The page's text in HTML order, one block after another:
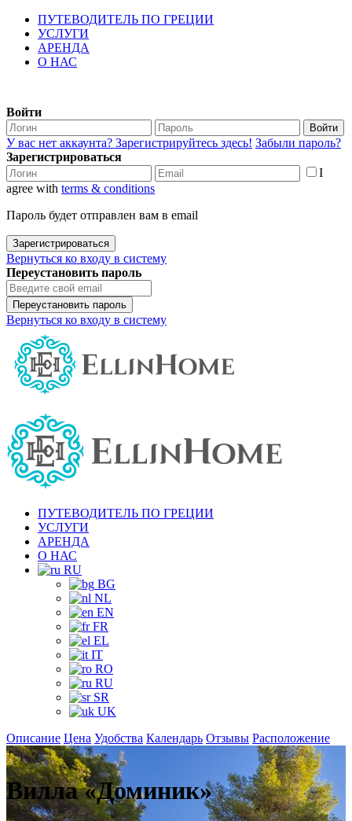
ПУТЕВОДИТЕЛЬ ПО ГРЕЦИИ
УСЛУГИ
АРЕНДА
О НАС
Войти
Войти
У вас нет аккаунта? Зарегистрируйтесь здесь! Забыли пароль?
Зарегистрироваться
I
agree with terms & conditions
Пароль будет отправлен вам в email
Зарегистрироваться
Вернуться ко входу в систему
Переустановить пароль
Переустановить пароль
Вернуться ко входу в систему
ПУТЕВОДИТЕЛЬ ПО ГРЕЦИИ
УСЛУГИ
АРЕНДА
О НАС
RU
BG
NL
EN
FR
EL
IT
RO
RU
SR
UK
Описание Цена Удобства Календарь Отзывы Расположение
+
Вилла «Доминик»